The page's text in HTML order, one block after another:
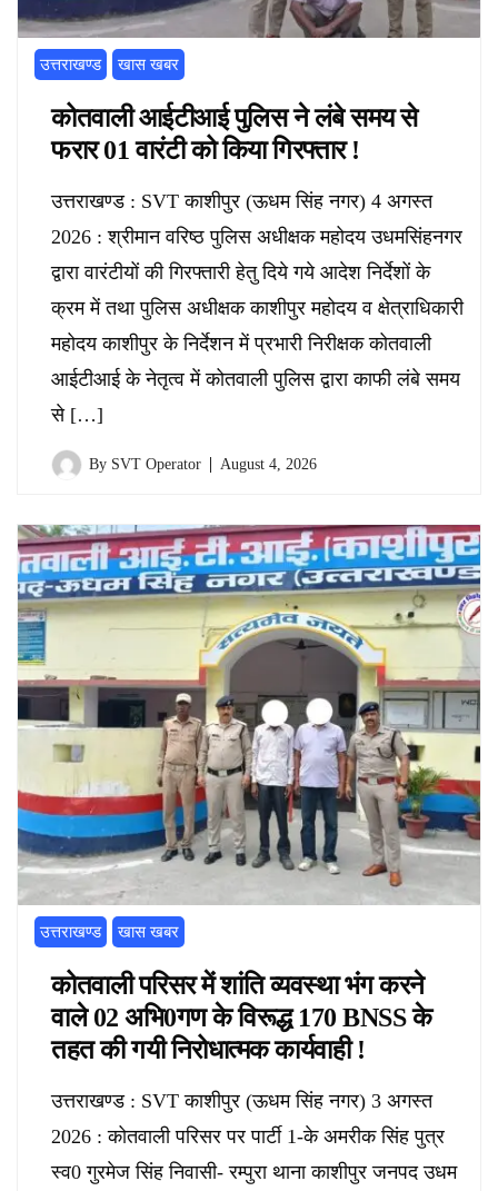
उत्तराखण्ड खास खबर
कोतवाली आईटीआई पुलिस ने लंबे समय से
फरार 01 वारंटी को किया गिरफ्तार !
उत्तराखण्ड : SVT काशीपुर (ऊधम सिंह नगर) 4 अगस्त
2026 : श्रीमान वरिष्ठ पुलिस अधीक्षक महोदय उधमसिंहनगर
द्वारा वारंटीयों की गिरफ्तारी हेतु दिये गये आदेश निर्देशों के
क्रम में तथा पुलिस अधीक्षक काशीपुर महोदय व क्षेत्राधिकारी
महोदय काशीपुर के निर्देशन में प्रभारी निरीक्षक कोतवाली
आईटीआई के नेतृत्व में कोतवाली पुलिस द्वारा काफी लंबे समय
से […]
By SVT Operator August 4, 2026
उत्तराखण्ड खास खबर
कोतवाली परिसर में शांति व्यवस्था भंग करने
वाले 02 अभि0गण के विरूद्ध 170 BNSS के
तहत की गयी निरोधात्मक कार्यवाही !
उत्तराखण्ड : SVT काशीपुर (ऊधम सिंह नगर) 3 अगस्त
2026 : कोतवाली परिसर पर पार्टी 1-के अमरीक सिंह पुत्र
स्व0 गुरमेज सिंह निवासी- रम्पुरा थाना काशीपुर जनपद उधम